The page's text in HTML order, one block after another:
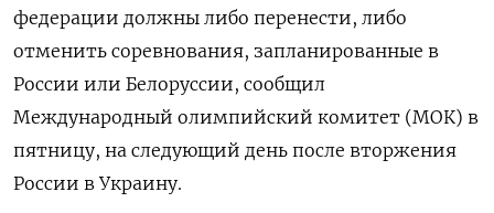
федерации должны либо перенести, либо
отменить соревнования, запланированные в
России или Белоруссии, сообщил
Международный олимпийский комитет (МОК) в
пятницу, на следующий день после вторжения
России в Украину.